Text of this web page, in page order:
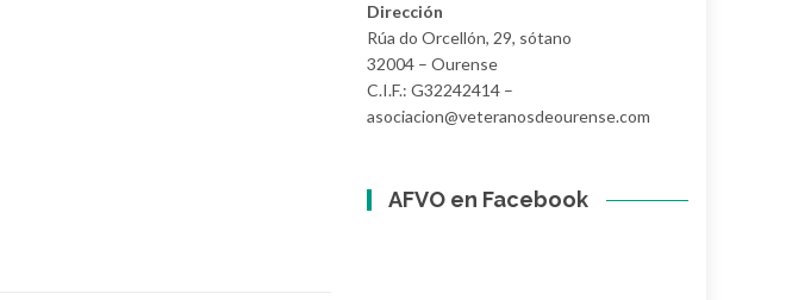
Dirección
Rúa do Orcellón, 29, sótano
32004 – Ourense
C.I.F.: G32242414 –
asociacion@veteranosdeourense.com
AFVO en Facebook